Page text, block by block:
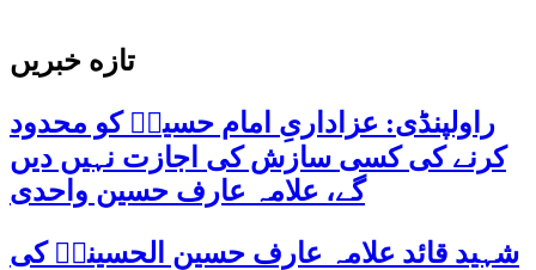
تازه خبریں
راولپنڈی: عزاداریِ امام حسینؑ کو محدود
کرنے کی کسی سازش کی اجازت نہیں دیں
گے، علامہ عارف حسین واحدی
شہید قائد علامہ عارف حسین الحسینیؒ کی